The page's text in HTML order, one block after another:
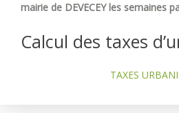
mairie de DEVECEY les semaines
Calcul des taxes
TAXES